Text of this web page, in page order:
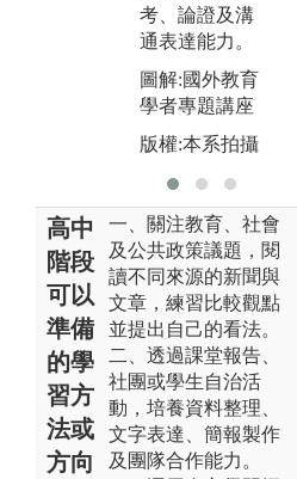
考、論證及溝
通表達能力。
圖解:國外教育
學者專題講座
版權:本系拍攝
高中
階段
可以
準備
的學
習方
法或
方向
一、關注教育、社會
及公共政策議題，閱
讀不同來源的新聞與
文章，練習比較觀點
並提出自己的看法。
二、透過課堂報告、
社團或學生自治活
動，培養資料整理、
文字表達、簡報製作
及團隊合作能力。